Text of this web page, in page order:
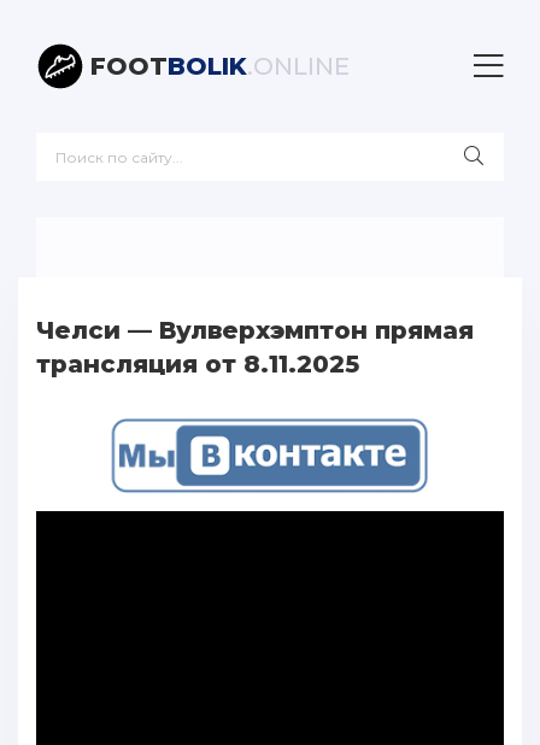
FOOTBOLIK.ONLINE
Челси — Вулверхэмптон прямая
трансляция от 8.11.2025